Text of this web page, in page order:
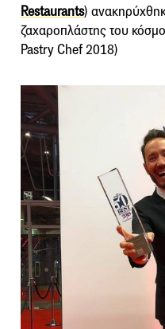
Restaurants)
ζαχαροπλάστης του
Pastry Chef 2018)